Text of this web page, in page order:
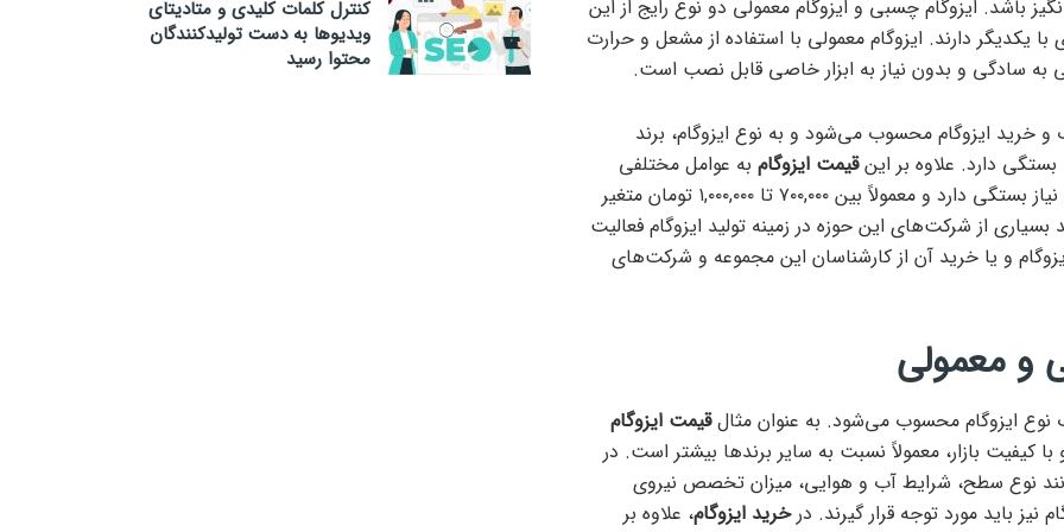
باشد. ایزوگام چسبی و ایزوگام معمولی دو نوع رایج از این
دارند. ایزوگام معمولی با استفاده از مشعل و حرارت
سادگی و بدون نیاز به ابزار خاصی قابل نصب است.
و خرید ایزوگام محسوب می‌شود و به نوع ایزوگام، برند
دارد. علاوه بر اینقیمت ایزوگام به عوامل مختلفی
مانند کیفیت، نوع، برند، و مساحت مورد نیاز بستگی دارد و معمولاً بین ۷۰۰,۰۰۰ تا ۱,۰۰۰,۰۰۰ تومان متغیر
از شرکت‌های این حوزه در زمینه تولید ایزوگام فعالیت
و یا خرید آن از کارشناسان این مجموعه و شرکت‌های
و معمولی
نوع ایزوگام محسوب می‌شود. به عنوان مثالقیمت ایزوگام
کیفیت بازار، معمولاً نسبت به سایر برندها بیشتر است. در
نوع سطح، شرایط آب و هوایی، میزان تخصص نیروی
باید مورد توجه قرار گیرند. در خرید ایزوگام، علاوه بر
کنترل کلمات کلیدی و متادیتای
ویدیوها به دست تولیدکنندگان
محتوا رسید